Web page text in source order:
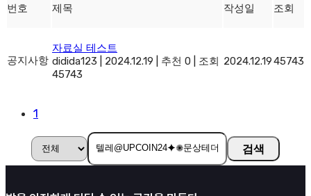
번호 제목 작성일 조회
공지사항
자료실 테스트
didida123
2024.12.19 추천 0
조회
45743
2024.12.1945743
1
검색